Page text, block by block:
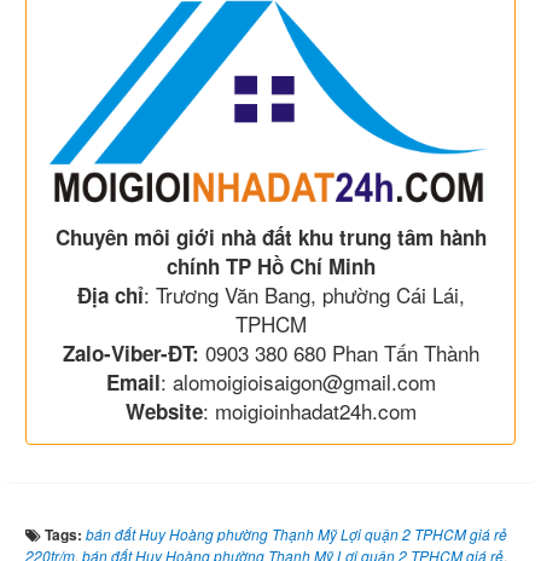
Chuyên môi giới nhà đất khu trung tâm hành
chính TP Hồ Chí Minh
Địa chỉ: Trương Văn Bang, phường Cái Lái,
TPHCM
Zalo-Viber-ĐT: 0903 380 680 Phan Tấn Thành
Email: alomoigioisaigon@gmail.com
Website: moigioinhadat24h.com
Tags: bán đất Huy Hoàng phường Thạnh Mỹ Lợi quận 2 TPHCM giá rẻ
220tr/m, bán đất Huy Hoàng phường Thạnh Mỹ Lợi quận 2 TPHCM giá rẻ,